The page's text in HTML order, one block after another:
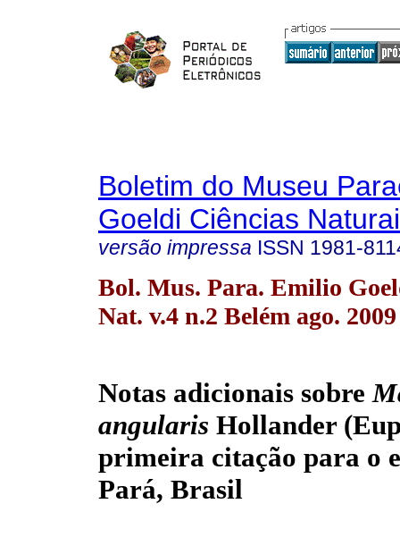
Boletim do Museu
Goeldi Ciências
versão impressa ISSN 1981-
Bol. Mus. Para. Emilio
Nat. v.4 n.2 Belém ago. 2009
Notas adicionais sobre
angularis Hollander
primeira citação para o
Pará, Brasil